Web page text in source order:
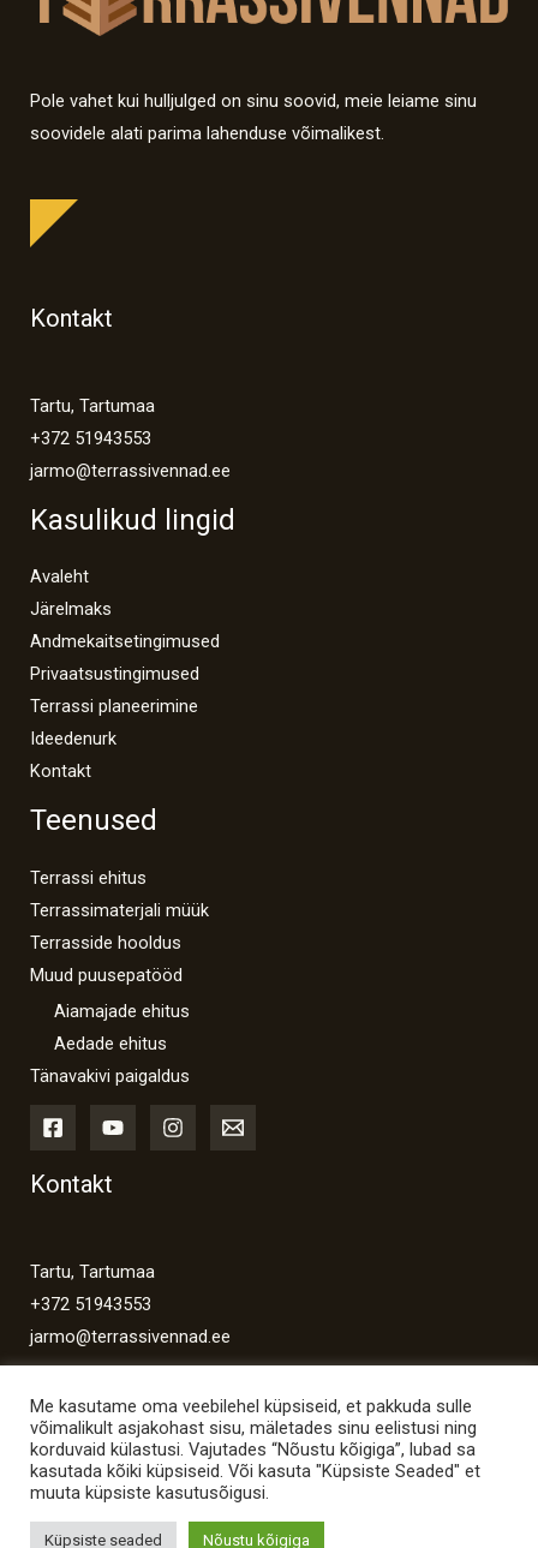
Pole vahet kui hulljulged on sinu soovid, meie leiame sinu
soovidele alati parima lahenduse võimalikest.
Kontakt
Tartu, Tartumaa
+372 51943553
jarmo@terrassivennad.ee
Kasulikud lingid
Avaleht
Järelmaks
Andmekaitsetingimused
Privaatsustingimused
Terrassi planeerimine
Ideedenurk
Kontakt
Teenused
Terrassi ehitus
Terrassimaterjali müük
Terrasside hooldus
Muud puusepatööd
Aiamajade ehitus
Aedade ehitus
Tänavakivi paigaldus
Kontakt
Tartu, Tartumaa
+372 51943553
jarmo@terrassivennad.ee
Copyright © 2026 Terrassivennad
Powered by Terrassivennad
Me kasutame oma veebilehel küpsiseid, et pakkuda sulle
võimalikult asjakohast sisu, mäletades sinu eelistusi ning
korduvaid külastusi. Vajutades “Nõustu kõigiga”, lubad sa
kasutada kõiki küpsiseid. Või kasuta "Küpsiste Seaded" et
muuta küpsiste kasutusõigusi.
Küpsiste seaded Nõustu kõigiga